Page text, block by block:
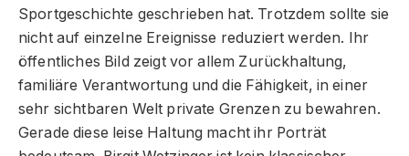
Sportgeschichte geschrieben hat. Trotzdem sollte sie
nicht auf einzelne Ereignisse reduziert werden. Ihr
öffentliches Bild zeigt vor allem Zurückhaltung,
familiäre Verantwortung und die Fähigkeit, in einer
sehr sichtbaren Welt private Grenzen zu bewahren.
Gerade diese leise Haltung macht ihr Porträt